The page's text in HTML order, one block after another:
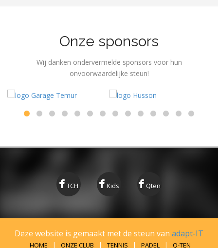
Onze sponsors
Wij danken ondervermelde sponsors voor hun
onvoorwaardelijke steun!
TCH Kids Qten
Deze website is gemaakt met de steun van adapt-IT
HOME ONZE CLUB TENNIS PADEL Q-TEN